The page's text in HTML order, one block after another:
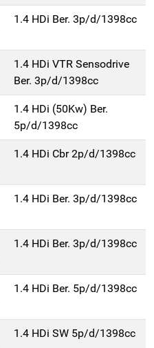
1.4 HDi Ber. 3p/d/1398cc
1.4 HDi VTR Sensodrive
Ber. 3p/d/1398cc
1.4 HDi (50Kw) Ber.
5p/d/1398cc
1.4 HDi Cbr 2p/d/1398cc
1.4 HDi Ber. 3p/d/1398cc
1.4 HDi Ber. 3p/d/1398cc
1.4 HDi Ber. 5p/d/1398cc
1.4 HDi SW 5p/d/1398cc